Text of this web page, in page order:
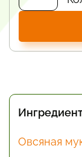
Овсяная